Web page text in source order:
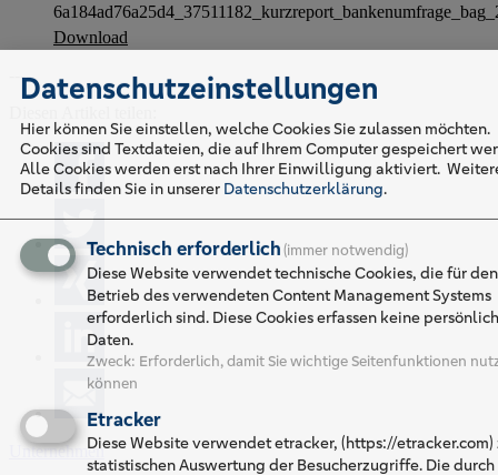
Download
----
Unternehmen
Datenschutzeinstellungen
Hier können Sie einstellen, welche Cookies Sie zulassen möchten.
Cookies sind Textdateien, die auf Ihrem Computer gespeichert
Alle Cookies werden erst nach Ihrer Einwilligung aktiviert.
Details finden Sie in unserer Datenschutzerklärung.
Technisch erforderlich (immer notwendig)
Diese Website verwendet technische Cookies, die für den
Betrieb des verwendeten Content Management Systems
erforderlich sind. Diese Cookies erfassen keine
Daten.
Zweck: Erforderlich, damit Sie wichtige Seitenfunktionen
können
Etracker
Diese Website verwendet etracker, (https://etracker.com)
statistischen Auswertung der Besucherzugriffe. Die